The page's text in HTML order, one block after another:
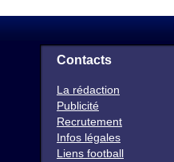
Contacts
La rédaction
Publicité
Recrutement
Infos légales
Liens football